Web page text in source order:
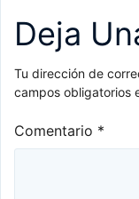
Deja
Tu dirección de
campos obligatorios
Comentario *